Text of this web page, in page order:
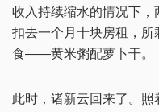
收入持续缩水的情况下，
扣去一个月十块房租，
食——黄米粥配萝卜干。
此时，诸新云回来了。